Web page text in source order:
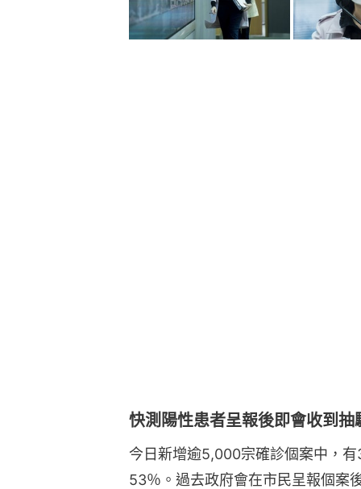
快測陽性患者呈報後即會收到
今日新增逾5,000宗確診個案中，
53％。過去政府會在市民呈報個案